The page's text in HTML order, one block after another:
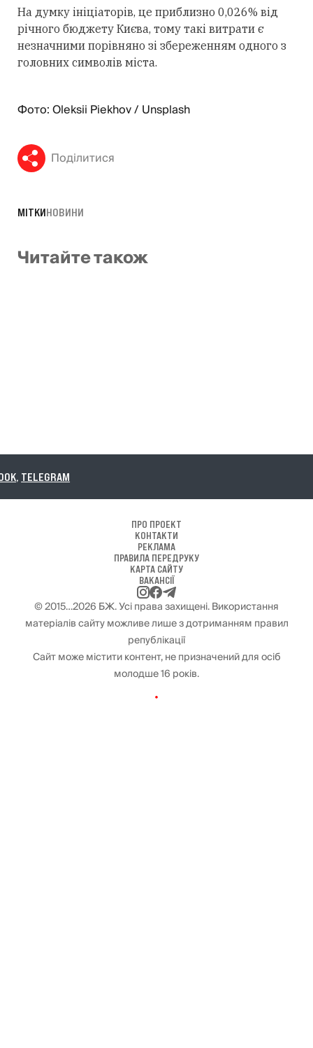
На думку ініціаторів, це приблизно 0,026% від
річного бюджету Києва, тому такі витрати є
незначними порівняно зі збереженням одного з
головних символів міста.
Фото: Oleksii Piekhov / Unsplash
Поділитися
МІТКИНОВИНИ
Читайте також
ПРО ПРОЕКТ
КОНТАКТИ
РЕКЛАМА
ПРАВИЛА ПЕРЕДРУКУ
КАРТА САЙТУ
ВАКАНСІЇ
© 2015…2026 БЖ. Усі права захищені. Використання
матеріалів сайту можливе лише з дотриманням правил
републікації
Сайт може містити контент, не призначений для осіб
молодше 16 років.